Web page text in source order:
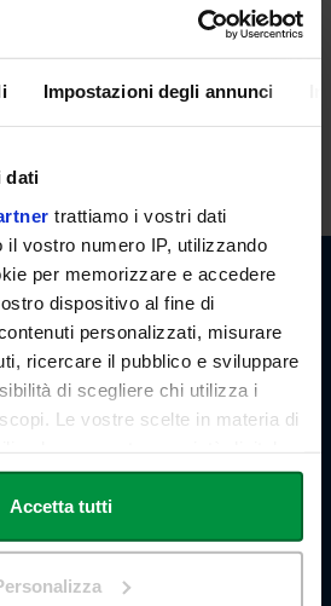
Impostazioni degli annunci
dati
trattiamo i vostri dati
il vostro numero IP, utilizzando
per memorizzare e accedere
dispositivo al fine di
personalizzati, misurare
ricercare il pubblico e sviluppare
di scegliere chi utilizza i
Le vostre scelte in materia di
vostre scelte. È possibile
il proprio consenso in qualsiasi
sui cookie o facendo clic
Accetta tutti
Campus University
di San Pio V, 44
Roma - Italia
info@unilink.it
orientamento@unilink.it
SHORTCUTS
About Us